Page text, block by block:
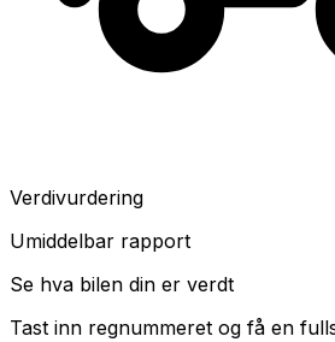
Verdivurdering
Umiddelbar rapport
Se hva bilen din er verdt
Tast inn regnummeret og få en